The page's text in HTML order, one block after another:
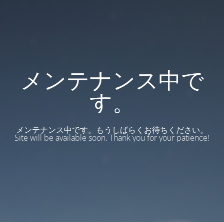
メンテナンス中で
す。
メンテナンス中です。もうしばらくお待ちください。
Site will be available soon. Thank you for your patience!